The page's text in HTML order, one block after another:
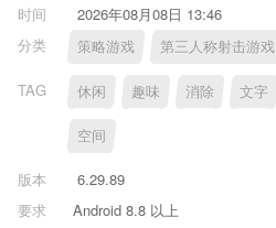
时间
2026年08月08日 13:46
分类
策略游戏 第三人称射击游戏
TAG 休闲 趣味 消除 文字
空间
版本
6.29.89
要求
Android 8.8 以上